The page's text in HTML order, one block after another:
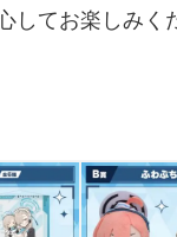
してお楽しみく